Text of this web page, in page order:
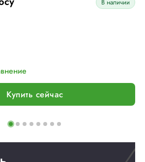
В наличии
Купить сейчас